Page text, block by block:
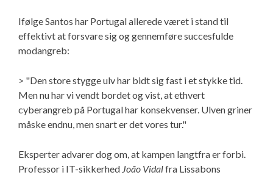
Ifølge Santos har Portugal allerede været i stand til
effektivt at forsvare sig og gennemføre succesfulde
modangreb:
> "Den store stygge ulv har bidt sig fast i et stykke tid.
Men nu har vi vendt bordet og vist, at ethvert
cyberangreb på Portugal har konsekvenser. Ulven griner
måske endnu, men snart er det vores tur."
Eksperter advarer dog om, at kampen langtfra er forbi.
Professor i IT-sikkerhed João Vidalfra Lissabons